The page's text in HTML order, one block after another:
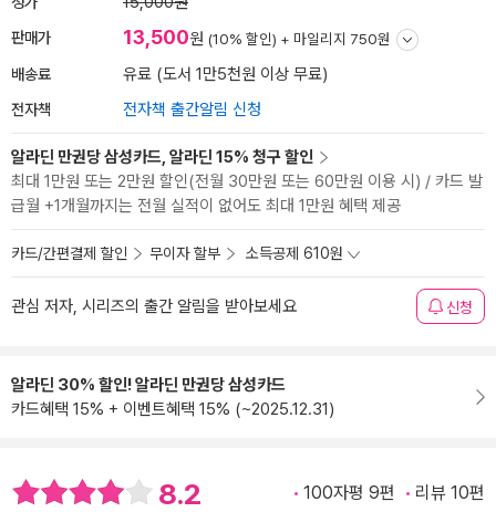
판매가 13,500원 (10% 할인) + 마일리지 750원
배송료 유료 (도서 1만5천원 이상 무료)
전자책 전자책 출간알림 신청
알라딘 만권당 삼성카드, 알라딘 15% 청구 할인
최대 1만원 또는 2만원 할인(전월 30만원 또는 60만원 이용 시) / 카드 발
급월 +1개월까지는 전월 실적이 없어도 최대 1만원 혜택 제공
카드/간편결제 할인 무이자 할부 소득공제 610원
관심 저자, 시리즈의 출간 알림을 받아보세요 신청
알라딘 30% 할인! 알라딘 만권당 삼성카드
카드혜택 15% + 이벤트혜택 15% (~2025.12.31)
8.2 100자평 9편 리뷰 10편